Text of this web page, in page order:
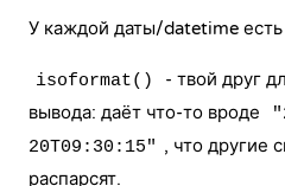
У каждой даты/datetime есть
isoformat()
- твой друг
вывода: даёт что-то вроде
20T09:30:15" , что другие
распарсят.